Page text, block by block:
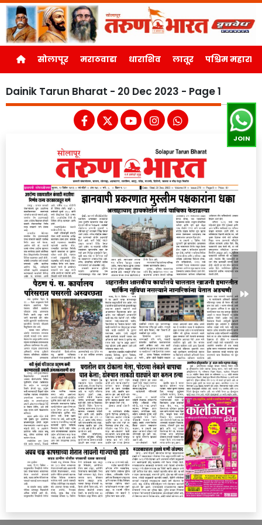
सोलापूर मराठवाडा धाराशिव लातूर पश्चिम महाराष्ट्र
JOIN
Dainik Tarun Bharat - 20 Dec 2023 - Page 1